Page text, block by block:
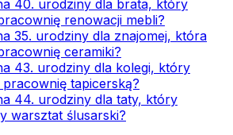
40. urodziny dla brata, który
renowacji mebli?
35. urodziny dla znajomej, która
ceramiki?
43. urodziny dla kolegi, który
pracownię tapicerską?
44. urodziny dla taty, który
warsztat ślusarski?